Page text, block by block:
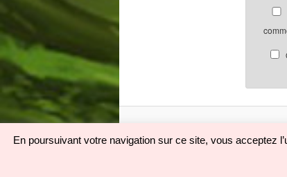
En poursuivant votre navigation sur ce site, vous acceptez